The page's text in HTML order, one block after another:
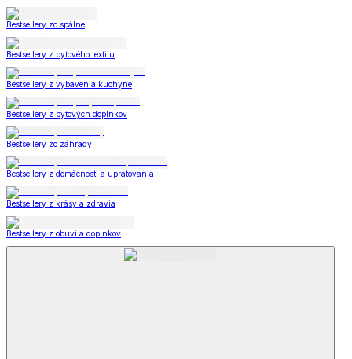
Bestsellery zo spálne
Bestsellery z bytového textilu
Bestsellery z vybavenia kuchyne
Bestsellery z bytových doplnkov
Bestsellery zo záhrady
Bestsellery z domácnosti a upratovania
Bestsellery z krásy a zdravia
Bestsellery z obuvi a doplnkov